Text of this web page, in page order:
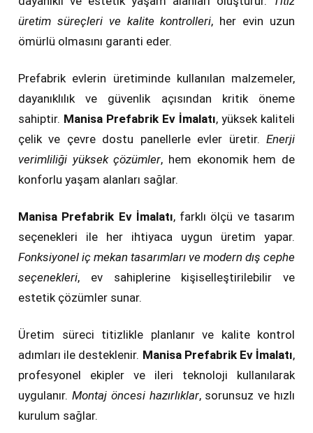
üretim süreçleri ve kalite kontrolleri, her evin uzun
ömürlü olmasını garanti eder.
Prefabrik evlerin üretiminde kullanılan malzemeler,
dayanıklılık ve güvenlik açısından kritik öneme
sahiptir. Manisa Prefabrik Ev İmalatı, yüksek kaliteli
çelik ve çevre dostu panellerle evler üretir. Enerji
verimliliği yüksek çözümler, hem ekonomik hem de
konforlu yaşam alanları sağlar.
Manisa Prefabrik Ev İmalatı, farklı ölçü ve tasarım
seçenekleri ile her ihtiyaca uygun üretim yapar.
Fonksiyonel iç mekan tasarımları ve modern dış cephe
seçenekleri, ev sahiplerine kişiselleştirilebilir ve
estetik çözümler sunar.
Üretim süreci titizlikle planlanır ve kalite kontrol
adımları ile desteklenir. Manisa Prefabrik Ev İmalatı,
profesyonel ekipler ve ileri teknoloji kullanılarak
uygulanır. Montaj öncesi hazırlıklar, sorunsuz ve hızlı
kurulum sağlar.